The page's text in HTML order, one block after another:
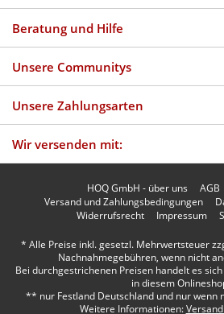
Beratung und Hilfe
Unsere Communitys
Unsere Zahlungsarten
Wir versenden mit:
HOQ GmbH - über uns AGB
Versand und Zahlungsbedingungen
Widerrufsrecht
Impressum
* Alle Preise inkl. gesetzl. Mehrwertsteuer
Nachnahmegebühren, wenn nicht
Bei durchgestrichenen Preisen handelt es
in diesem
** nur Festland Deutschland und nur wenn
Weitere Informationen: